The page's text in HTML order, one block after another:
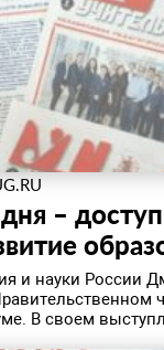
–
и науки России
В своем